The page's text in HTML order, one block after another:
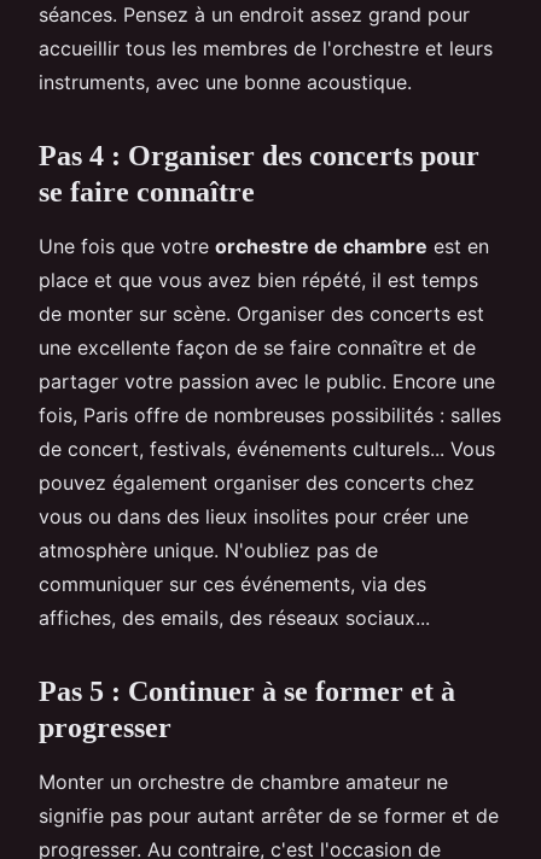
séances. Pensez à un endroit assez grand pour
accueillir tous les membres de l'orchestre et leurs
instruments, avec une bonne acoustique.
Pas 4 : Organiser des concerts pour
se faire connaître
Une fois que votre orchestre de chambre est en
place et que vous avez bien répété, il est temps
de monter sur scène. Organiser des concerts est
une excellente façon de se faire connaître et de
partager votre passion avec le public. Encore une
fois, Paris offre de nombreuses possibilités : salles
de concert, festivals, événements culturels... Vous
pouvez également organiser des concerts chez
vous ou dans des lieux insolites pour créer une
atmosphère unique. N'oubliez pas de
communiquer sur ces événements, via des
affiches, des emails, des réseaux sociaux...
Pas 5 : Continuer à se former et à
progresser
Monter un orchestre de chambre amateur ne
signifie pas pour autant arrêter de se former et de
progresser. Au contraire, c'est l'occasion de